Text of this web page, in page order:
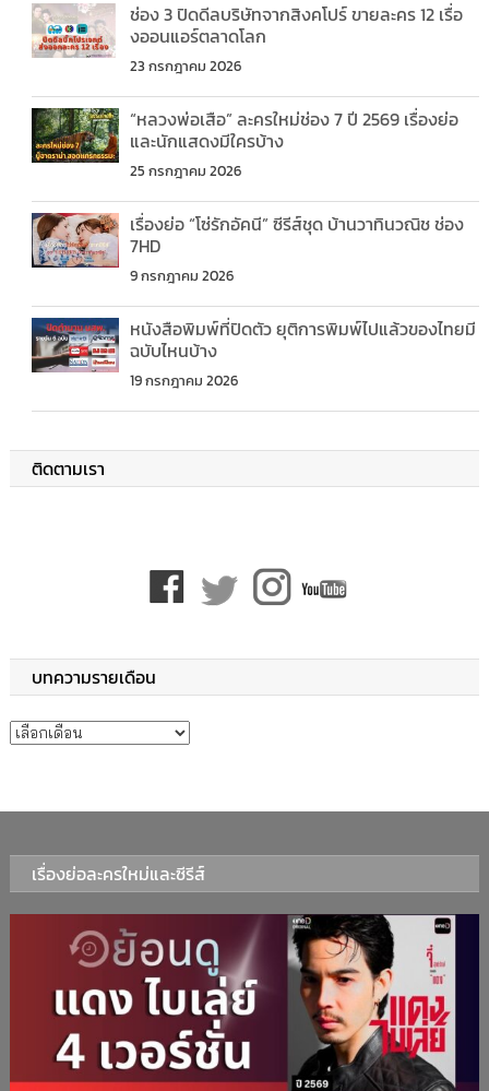
ช่อง 3 ปิดดีลบริษัทจากสิงคโปร์ ขายละคร 12 เรื่อ
งออนแอร์ตลาดโลก
23 กรกฎาคม 2026
“หลวงพ่อเสือ” ละครใหม่ช่อง 7 ปี 2569 เรื่องย่อ
และนักแสดงมีใครบ้าง
25 กรกฎาคม 2026
เรื่องย่อ “โซ่รักอัคนี” ซีรีส์ชุด บ้านวาทินวณิช ช่อง
7HD
9 กรกฎาคม 2026
หนังสือพิมพ์ที่ปิดตัว ยุติการพิมพ์ไปแล้วของไทยมี
ฉบับไหนบ้าง
19 กรกฎาคม 2026
ติดตามเรา
บทความรายเดือน
บทความรายเดือน
เรื่องย่อละครใหม่และซีรีส์